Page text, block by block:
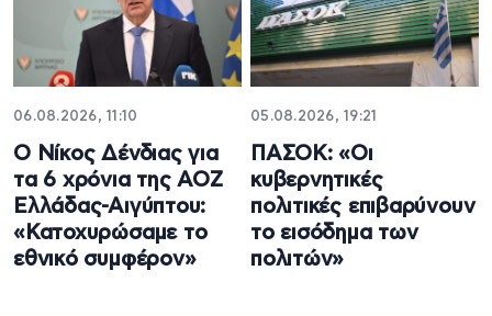
06.08.2026, 11:10
Ο Νίκος Δένδιας για
τα 6 χρόνια της ΑΟΖ
Ελλάδας-Αιγύπτου:
«Κατοχυρώσαμε το
εθνικό συμφέρον»
05.08.2026, 19:21
ΠΑΣΟΚ: «Οι
κυβερνητικές
πολιτικές επιβαρύνουν
το εισόδημα των
πολιτών»